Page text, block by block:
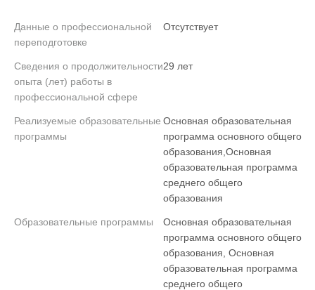
Данные о профессиональной
переподготовке
Отсутствует
Сведения о продолжительности
опыта (лет) работы в
профессиональной сфере
29 лет
Реализуемые образовательные
программы
Основная образовательная
программа основного общего
образования,Основная
образовательная программа
среднего общего
образования
Образовательные программы
Основная образовательная
программа основного общего
образования, Основная
образовательная программа
среднего общего